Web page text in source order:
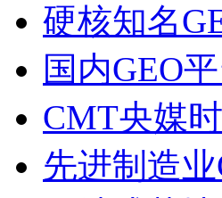
硬核知名
国内GEO
CMT央媒
先进制造